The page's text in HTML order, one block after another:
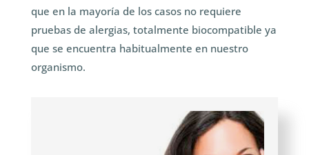
que en la mayoría de los casos no requiere
pruebas de alergias, totalmente biocompatible ya
que se encuentra habitualmente en nuestro
organismo.